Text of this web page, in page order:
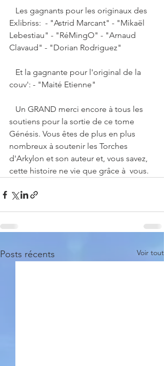
Exlibriss:  - "Astrid Marcant" - "Mikaël
Lebestiau" - "RéMingO" - "Arnaud
Clavaud" - "Dorian Rodriguez"
couv': - "Maité Etienne"
soutiens pour la sortie de ce tome
Génésis. Vous êtes de plus en plus
nombreux à soutenir les Torches
d'Arkylon et son auteur et, vous savez,
cette histoire ne vie que grâce à  vous.
Posts récents Voir tout